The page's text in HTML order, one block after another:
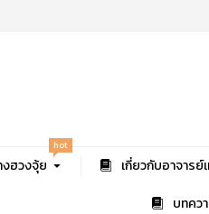
งฮวงจุ้ย
hot
เกี่ยวกับอาจารย์
บทคว